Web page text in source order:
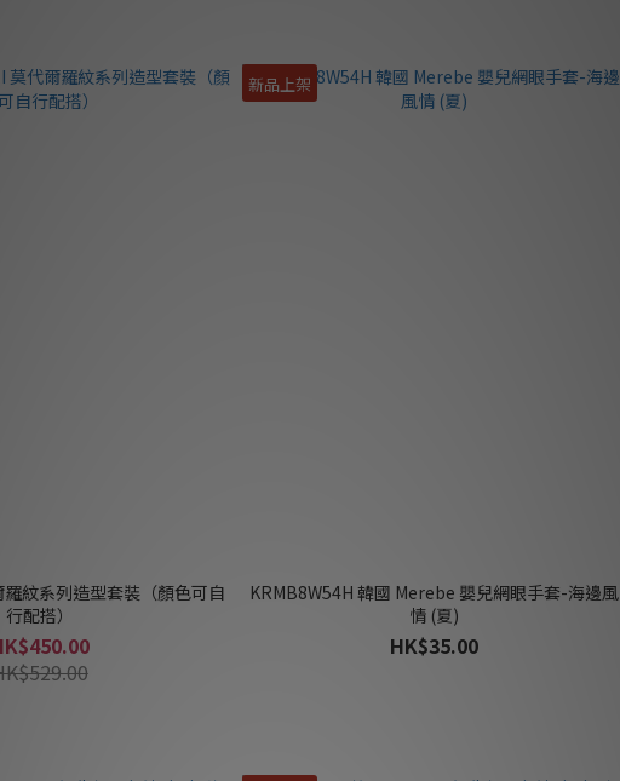
行配搭）
新品上架
KRMB8W54H 韓國 Merebe 嬰兒網眼手套-海邊風
情 (夏)
HK$35.00